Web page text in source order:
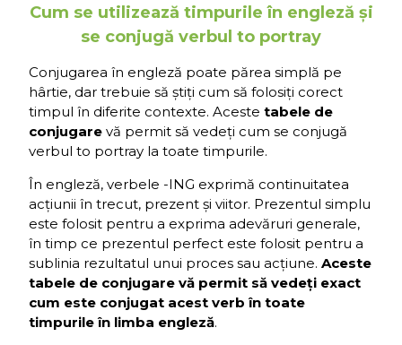
Cum se utilizează timpurile în engleză și
se conjugă verbul to portray
Conjugarea în engleză poate părea simplă pe
hârtie, dar trebuie să știți cum să folosiți corect
timpul în diferite contexte. Aceste tabele de
conjugare vă permit să vedeți cum se conjugă
verbul to portray la toate timpurile.
În engleză, verbele -ING exprimă continuitatea
acțiunii în trecut, prezent și viitor. Prezentul simplu
este folosit pentru a exprima adevăruri generale,
în timp ce prezentul perfect este folosit pentru a
sublinia rezultatul unui proces sau acțiune. Aceste
tabele de conjugare vă permit să vedeți exact
cum este conjugat acest verb în toate
timpurile în limba engleză.